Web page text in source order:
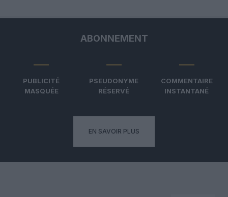
ABONNEMENT
PUBLICITÉ
MASQUÉE
PSEUDONYME
RÉSERVÉ
COMMENTAIRE
INSTANTANÉ
EN SAVOIR PLUS